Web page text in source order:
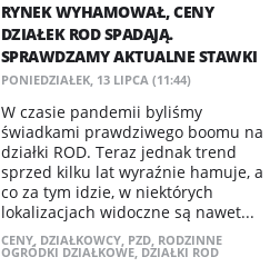
RYNEK WYHAMOWAŁ, CENY
DZIAŁEK ROD SPADAJĄ.
SPRAWDZAMY AKTUALNE STAWKI
PONIEDZIAŁEK, 13 LIPCA (11:44)
W czasie pandemii byliśmy
świadkami prawdziwego boomu na
działki ROD. Teraz jednak trend
sprzed kilku lat wyraźnie hamuje, a
co za tym idzie, w niektórych
lokalizacjach widoczne są nawet...
CENY, DZIAŁKOWCY, PZD, RODZINNE
OGRÓDKI DZIAŁKOWE, DZIAŁKI ROD